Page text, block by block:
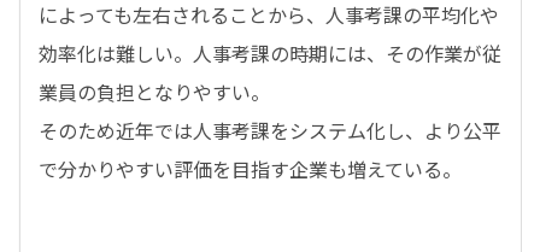
によっても左右されることから、人事考課の平均化や
効率化は難しい。人事考課の時期には、その作業が従
業員の負担となりやすい。
そのため近年では人事考課をシステム化し、より公平
で分かりやすい評価を目指す企業も増えている。